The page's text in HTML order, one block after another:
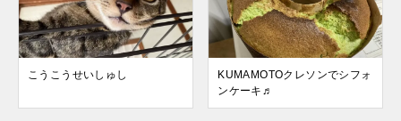
こうこうせいしゅし
KUMAMOTOクレソンでシフォ
ンケーキ♬